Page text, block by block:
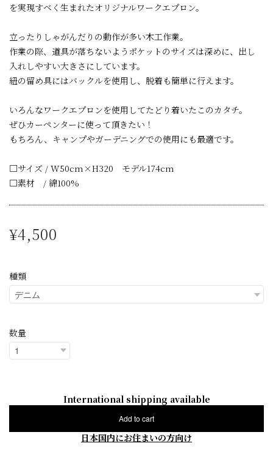
を実現すべく生まれたオリジナルワークエプロン。
立ったりしゃがんだりの動作が多い木工作業。
作業の際、道具が落ちないようポケットのサイズは深めに、出し
入れしやすい大きさにしています。
紐の留め具にはバックルを使用し、脱着も簡単に行えます。
いろんなワークエプロンを使用してたどり着いたこのカタチ。
ぜひカーペンターに使って頂きたい！
もちろん、キャンプやガーデニングでの使用にも最適です。
□サイズ / W50cm×H320 モデル174cm
□素材 / 綿100%
¥4,500
種類
数量
International shipping available
Add to cart
日本国内にお住まいの方向け